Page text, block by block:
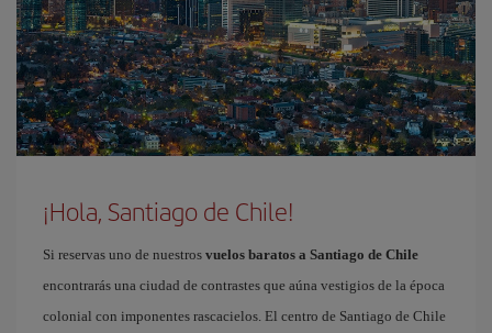
¡Hola, Santiago de Chile!
Si reservas uno de nuestros vuelos baratos a Santiago de Chile
encontrarás una ciudad de contrastes que aúna vestigios de la época
colonial con imponentes rascacielos. El centro de Santiago de Chile